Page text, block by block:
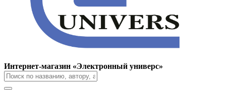
Интернет-магазин «Электронный универс»